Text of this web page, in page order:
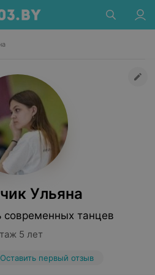
Ульяна
современных танцев
5 лет
Оставить первый отзыв